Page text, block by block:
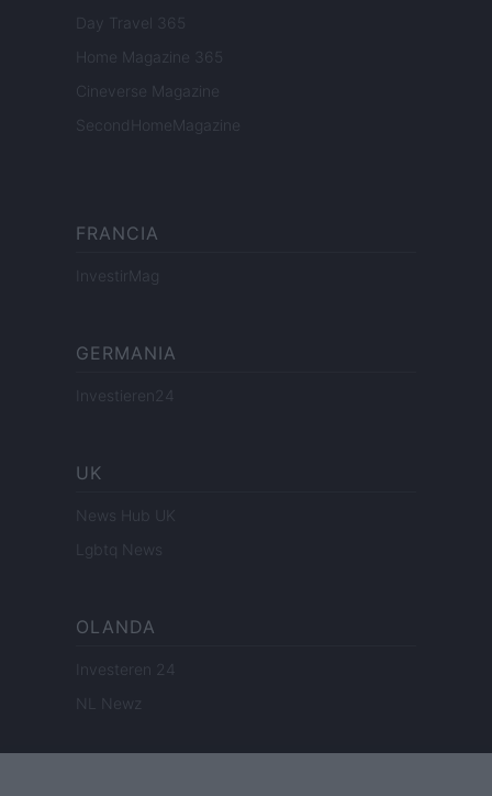
Day Travel 365
Home Magazine 365
Cineverse Magazine
SecondHomeMagazine
FRANCIA
InvestirMag
GERMANIA
Investieren24
UK
News Hub UK
Lgbtq News
OLANDA
Investeren 24
NL Newz